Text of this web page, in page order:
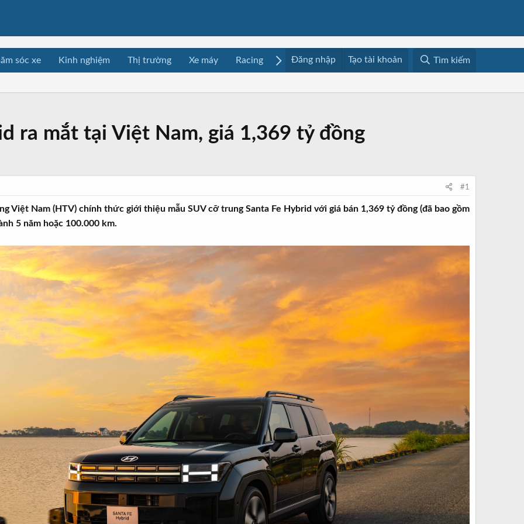
sóc xe Kinh nghiệm Thị trường Xe máy Racing Mua bán Media Resources
Đăng nhập Tạo tài khoản Tìm kiếm
ra mắt tại Việt Nam, giá 1,369 tỷ đồng
#1
Việt Nam (HTV) chính thức giới thiệu mẫu SUV cỡ trung Santa Fe Hybrid với giá bán 1,369 tỷ đồng (đã bao gồm
5 năm hoặc 100.000 km.